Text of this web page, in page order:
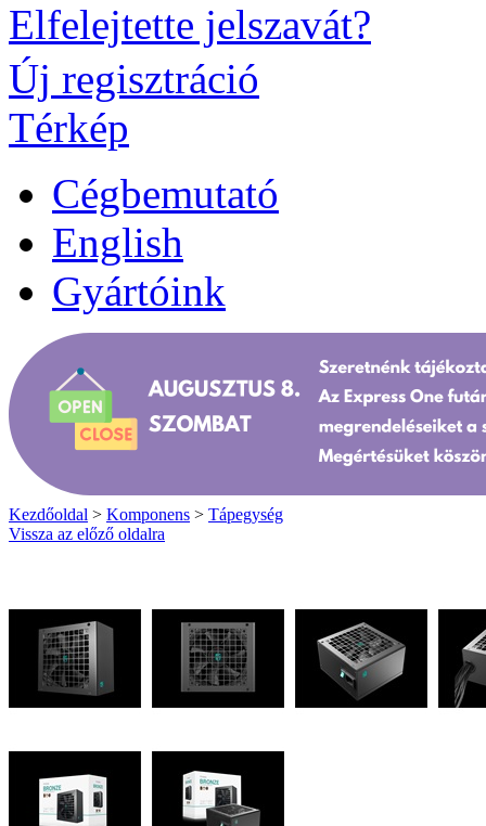
Elfelejtette jelszavát?
Új regisztráció
Térkép
Cégbemutató
English
Gyártóink
Kezdőoldal > Komponens > Tápegység
Vissza az előző oldalra